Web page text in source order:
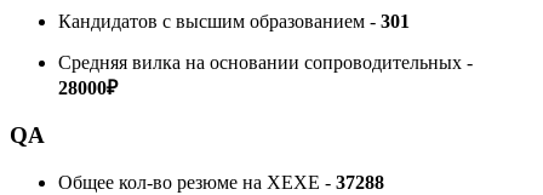
Кандидатов с высшим образованием - 301
Средняя вилка на основании сопроводительных -
28000₽
QA
Общее кол-во резюме на ХЕХЕ - 37288